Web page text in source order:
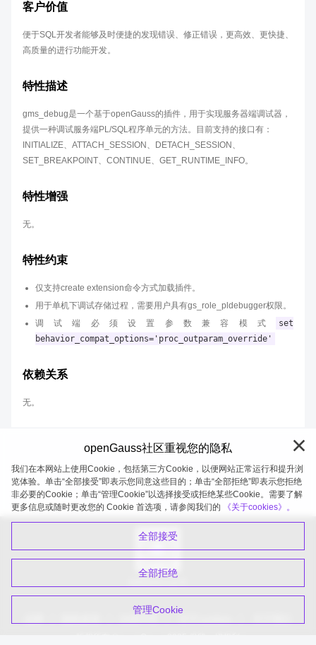
客户价值
便于SQL开发者能够及时便捷的发现错误、修正错误，更高效、更快捷、
高质量的进行功能开发。
特性描述
gms_debug是一个基于openGauss的插件，用于实现服务器端调试器，
提供一种调试服务端PL/SQL程序单元的方法。目前支持的接口有：
INITIALIZE、ATTACH_SESSION、DETACH_SESSION、
SET_BREAKPOINT、CONTINUE、GET_RUNTIME_INFO。
特性增强
无。
特性约束
仅支持create extension命令方式加载插件。
用于单机下调试存储过程，需要用户具有gs_role_pldebugger权限。
调试端必须设置参数兼容模式
set
behavior_compat_options='proc_outparam_override'
依赖关系
无。
openGauss 2026-08-08 20:04:56
openGauss社区重视您的隐私
我们在本网站上使用Cookie，包括第三方Cookie，以便网站正常运行和提升浏
览体验。单击“全部接受”即表示您同意这些目的；单击“全部拒绝”即表示您拒绝
非必要的Cookie；单击“管理Cookie”以选择接受或拒绝某些Cookie。需要了解
更多信息或随时更改您的 Cookie 首选项，请参阅我们的
《关于cookies》。
全部接受
全部拒绝
管理Cookie